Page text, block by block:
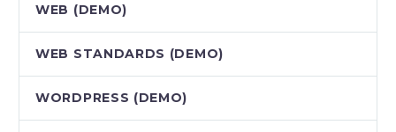
WEB (DEMO)
WEB STANDARDS (DEMO)
WORDPRESS (DEMO)